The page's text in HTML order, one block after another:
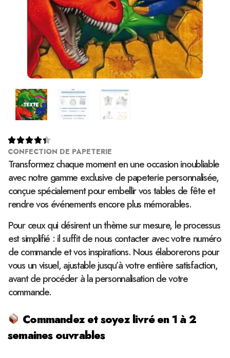

CONFECTION DE PAPETERIE
Transformez chaque moment en une occasion inoubliable
avec notre gamme exclusive de papeterie personnalisée,
conçue spécialement pour embellir vos tables de fête et
rendre vos événements encore plus mémorables.
Pour ceux qui désirent un thème sur mesure, le processus
est simplifié : il suffit de nous contacter avec votre numéro
de commande et vos inspirations. Nous élaborerons pour
vous un visuel, ajustable jusqu’à votre entière satisfaction,
avant de procéder à la personnalisation de votre
commande.
Commandez et soyez livré en 1 à 2
semaines ouvrables